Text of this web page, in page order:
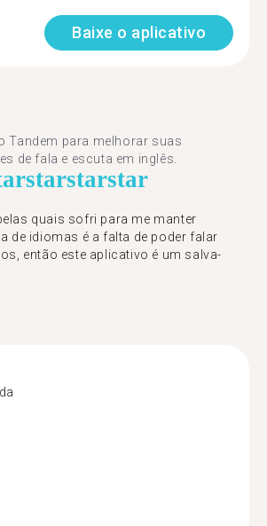
Baixe o aplicativo
Tandem para melhorar suas
de fala e escuta em inglês.
starstarstar
quais sofri para me manter
de idiomas é a falta de poder falar
então este aplicativo é um salva-